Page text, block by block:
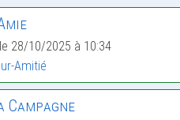
le 28/10/2025 à 10:34
Amitié
Campagne